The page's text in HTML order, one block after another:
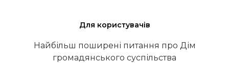
Для користувачів
Найбільш поширені питання про Дім
громадянського суспільства